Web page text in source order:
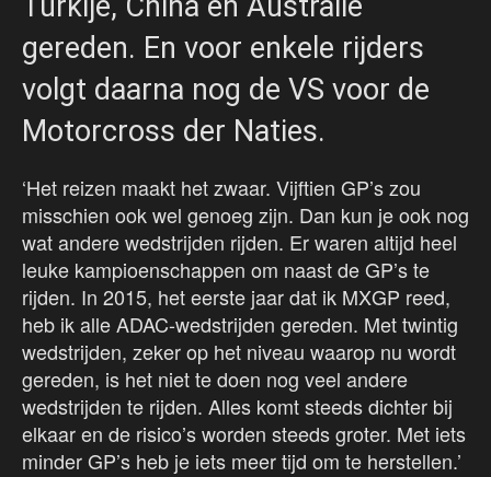
Turkije, China en Australië
gereden. En voor enkele rijders
volgt daarna nog de VS voor de
Motorcross der Naties.
‘Het reizen maakt het zwaar. Vijftien GP’s zou
misschien ook wel genoeg zijn. Dan kun je ook nog
wat andere wedstrijden rijden. Er waren altijd heel
leuke kampioenschappen om naast de GP’s te
rijden. In 2015, het eerste jaar dat ik MXGP reed,
heb ik alle ADAC-wedstrijden gereden. Met twintig
wedstrijden, zeker op het niveau waarop nu wordt
gereden, is het niet te doen nog veel andere
wedstrijden te rijden. Alles komt steeds dichter bij
elkaar en de risico’s worden steeds groter. Met iets
minder GP’s heb je iets meer tijd om te herstellen.’